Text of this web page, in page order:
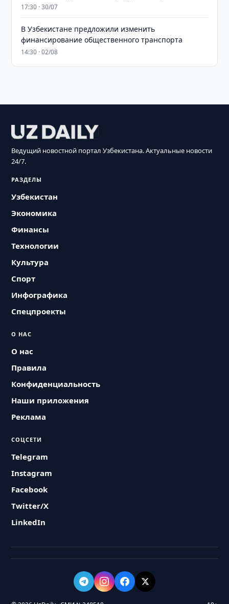
17:30 · 30/07
В Узбекистане предложили изменить
финансирование общественного транспорта
14:30 · 02/08
Ведущий новостной портал Узбекистана. Актуальные новости
24/7.
РАЗДЕЛЫ
Узбекистан
Экономика
Финансы
Технологии
Культура
Спорт
Инфографика
Спецпроекты
О НАС
О нас
Правила
Конфиденциальность
Наши приложения
Реклама
СОЦСЕТИ
Telegram
Instagram
Facebook
Twitter/X
LinkedIn